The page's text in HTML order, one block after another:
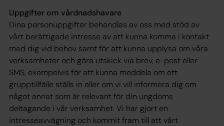
Uppgifter om vårdnadshavare
Dina personuppgifter behandlas av oss med stöd av
vårt berättigade intresse av att kunna komma i kontakt
med dig vid behov samt för att kunna upplysa om våra
verksamheter och göra utskick via brev, e-post eller
SMS, exempelvis för att kunna meddela om ett
grupptillfälle ställs in eller om vi vill informera dig om
något annat som är relevant för din ungdoms
deltagande i vår verksamhet. Vi har gjort en
intresseavvägning och kommit fram till att vårt